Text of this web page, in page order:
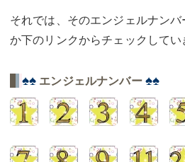
それでは、そのエンジェルナン
か下のリンクからチェックしてい
♠♠ エンジェルナンバー ♠♠